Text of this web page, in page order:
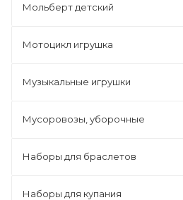
Мольберт детский
Мотоцикл игрушка
Музыкальные игрушки
Мусоровозы, уборочные
Наборы для браслетов
Наборы для купания